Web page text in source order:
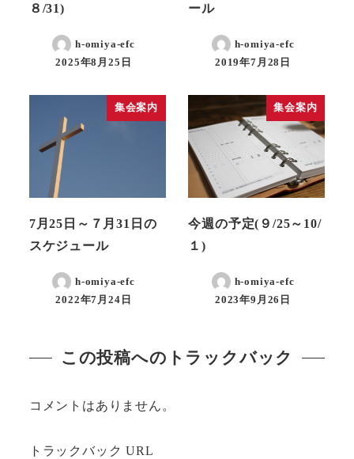
８/31)
h-omiya-efc
2025年8月25日
ール
h-omiya-efc
2019年7月28日
集会案内
7月25日～７月31日の
スケジュール
h-omiya-efc
2022年7月24日
集会案内
今週の予定(９/25～10/
１)
h-omiya-efc
2023年9月26日
この投稿へのトラックバック
コメントはありません。
トラックバック URL